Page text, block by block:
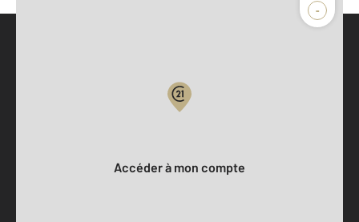
-
Accéder à mon compte